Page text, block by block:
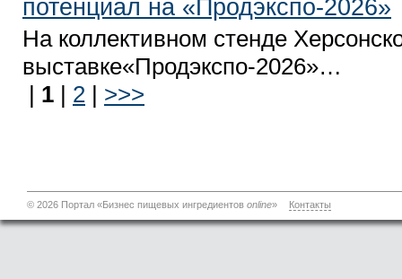
потенциал на «Продэкспо-2026»
На коллективном стенде
выставке«Продэкспо-2026»…
| 1 | 2 | >>>
© 2026 Портал «Бизнес пищевых ингредиентов online» Контакты